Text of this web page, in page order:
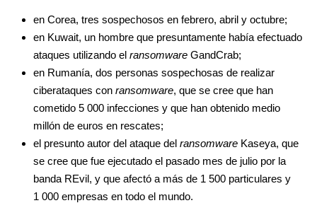
en Corea, tres sospechosos en febrero, abril y octubre;
en Kuwait, un hombre que presuntamente había efectuado
ataques utilizando el ransomware GandCrab;
en Rumanía, dos personas sospechosas de realizar
ciberataques con ransomware, que se cree que han
cometido 5 000 infecciones y que han obtenido medio
millón de euros en rescates;
el presunto autor del ataque del ransomware Kaseya, que
se cree que fue ejecutado el pasado mes de julio por la
banda REvil, y que afectó a más de 1 500 particulares y
1 000 empresas en todo el mundo.